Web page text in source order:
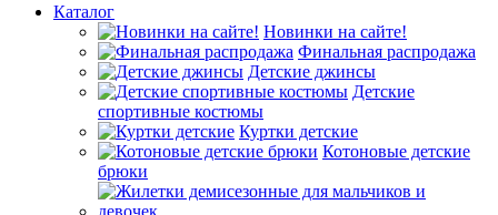
Каталог
Новинки на сайте!
Финальная распродажа
Детские джинсы
Детские
спортивные костюмы
Куртки детские
Котоновые детские
брюки